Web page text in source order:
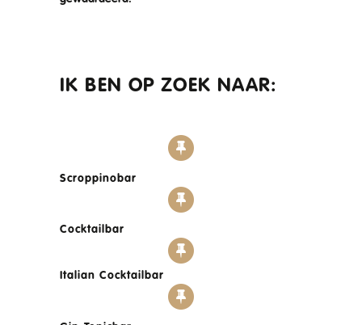
IK BEN OP ZOEK NAAR:
Scroppinobar
Cocktailbar
Italian Cocktailbar